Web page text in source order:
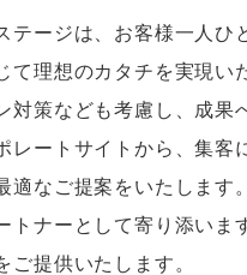
テージは、お客様一人ひ
て理想のカタチを実現い
対策なども考慮し、成果
レートサイトから、集客
適なご提案をいたします
トナーとして寄り添い
ご提供いたします。